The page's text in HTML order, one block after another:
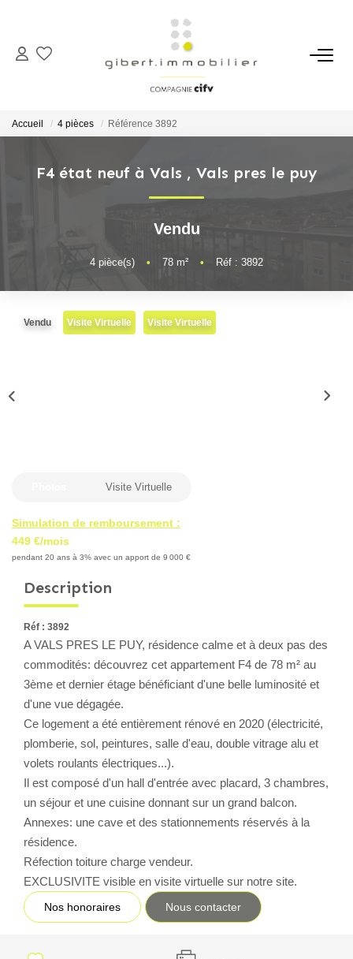
ACHETER
Maisons
Locaux Professionnels
Parkings
Immeubles
MON COMPTE
Newsletters
Nous Rejoindre
CONTACT
Accueil 4 pièces Référence 3892
F4 état neuf à Vals , Vals pres le puy
Vendu
4 pièce(s) • 78 m² • Réf : 3892
Vendu Visite Virtuelle Visite Virtuelle
Simulation de remboursement :
449 €/mois
pendant 20 ans à 3% avec un apport de 9 000 €
Visite Virtuelle
Description
Réf : 3892
A VALS PRES LE PUY, résidence calme et à deux pas des
commodités: découvrez cet appartement F4 de 78 m² au
3ème et dernier étage bénéficiant d'une belle luminosité et
d'une vue dégagée.
Ce logement a été entièrement rénové en 2020 (électricité,
plomberie, sol, peintures, salle d'eau, double vitrage alu et
volets roulants électriques...).
Il est composé d'un hall d'entrée avec placard, 3 chambres,
un séjour et une cuisine donnant sur un grand balcon.
Annexes: une cave et des stationnements réservés à la
résidence.
Réfection toiture charge vendeur.
EXCLUSIVITE visible en visite virtuelle sur notre site.
Nos honoraires Nous contacter